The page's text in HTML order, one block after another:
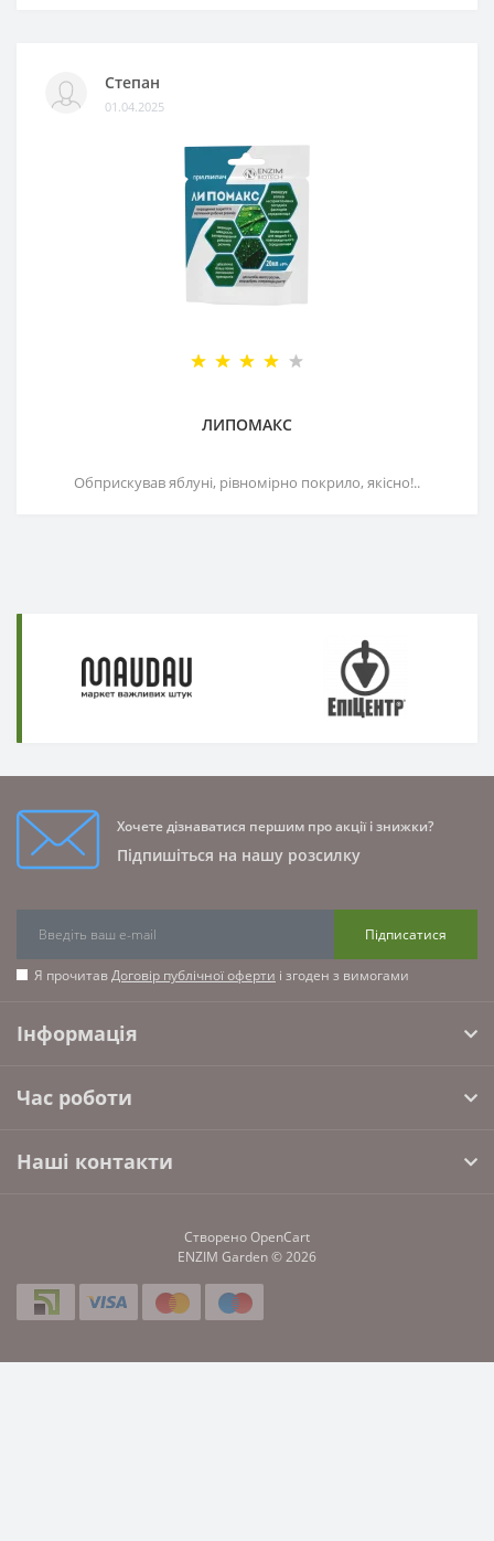
Степан
01.04.2025
ЛИПОМАКС
Обприскував яблуні, рівномірно покрило, якісно!..
Хочете дізнаватися першим про акції і знижки?
Підпишіться на нашу розсилку
Підписатися
Я прочитавДоговір публічної оферти і згоден з вимогами
Інформація
Час роботи
Наші контакти
СтвореноOpenCart
ENZIM Garden © 2026